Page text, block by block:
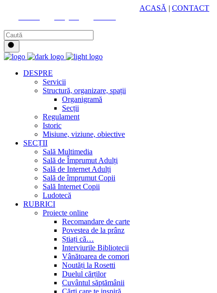
ACASĂ | CONTACT
DESPRE
Servicii
Structură, organizare, spații
Organigramă
Secții
Regulament
Istoric
Misiune, viziune, obiective
SECȚII
Sală Multimedia
Sală de Împrumut Adulți
Sală de Internet Adulți
Sală de împrumut Copii
Sală Internet Copii
Ludotecă
RUBRICI
Proiecte online
Recomandare de carte
Povestea de la prânz
Știați că…
Interviurile Bibliotecii
Vânătoarea de comori
Noutăți la Rosetti
Duelul cărților
Cuvântul săptămânii